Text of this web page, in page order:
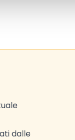
dalle